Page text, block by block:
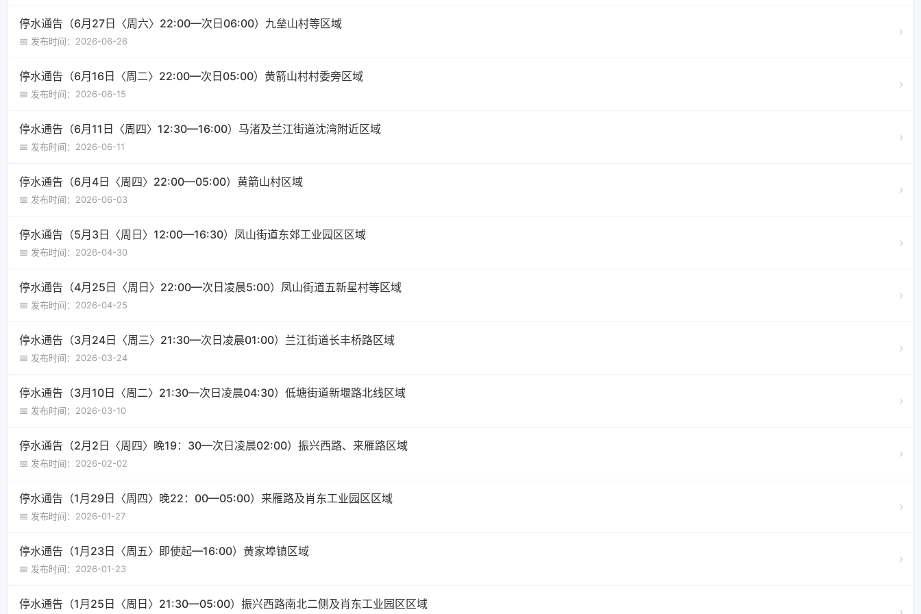
停水通告（6月27日〈周六〉22:00—次日06:00）九垒山村等区域
📅 发布时间：2026-06-26
›
停水通告（6月16日〈周二〉22:00—次日05:00）黄箭山村村委旁区域
📅 发布时间：2026-06-15
›
停水通告（6月11日〈周四〉12:30—16:00）马渚及兰江街道沈湾附近区域
📅 发布时间：2026-06-11
›
停水通告（6月4日〈周四〉22:00—05:00）黄箭山村区域
📅 发布时间：2026-06-03
›
停水通告（5月3日〈周日〉12:00—16:30）凤山街道东郊工业园区区域
📅 发布时间：2026-04-30
›
停水通告（4月25日〈周日〉22:00—次日凌晨5:00）凤山街道五新星村等区域
📅 发布时间：2026-04-25
›
停水通告（3月24日〈周三〉21:30—次日凌晨01:00）兰江街道长丰桥路区域
📅 发布时间：2026-03-24
›
停水通告（3月10日〈周二〉21:30—次日凌晨04:30）低塘街道新堰路北线区域
📅 发布时间：2026-03-10
›
停水通告（2月2日〈周四〉晚19：30—次日凌晨02:00）振兴西路、来雁路区域
📅 发布时间：2026-02-02
›
停水通告（1月29日〈周四〉晚22：00—05:00）来雁路及肖东工业园区区域
📅 发布时间：2026-01-27
›
停水通告（1月23日〈周五〉即使起—16:00）黄家埠镇区域
📅 发布时间：2026-01-23
›
停水通告（1月25日〈周日〉21:30—05:00）振兴西路南北二侧及肖东工业园区区域